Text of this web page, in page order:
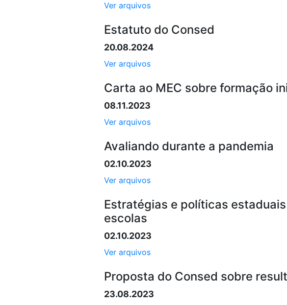
Ver arquivos
Estatuto do Consed
20.08.2024
Ver arquivos
Carta ao MEC sobre formação
08.11.2023
Ver arquivos
Avaliando durante a pandemia
02.10.2023
Ver arquivos
Estratégias e políticas
escolas
02.10.2023
Ver arquivos
Proposta do Consed sobre
23.08.2023